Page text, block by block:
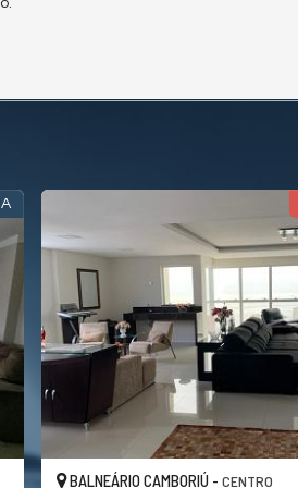
BALNEÁRIO CAMBORIÚ -CENTRO